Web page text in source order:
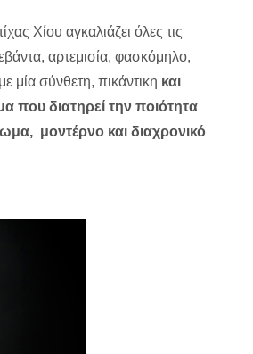
Χίου αγκαλιάζει όλες τις
αρτεμισία, φασκόμηλο,
μία σύνθετη, πικάντικη και
που διατηρεί την ποιότητα
μοντέρνο και διαχρονικό